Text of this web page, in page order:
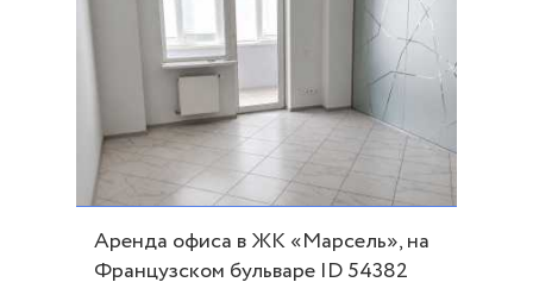
Аренда офиса в ЖК «Марсель», на
Французском бульваре ID 54382